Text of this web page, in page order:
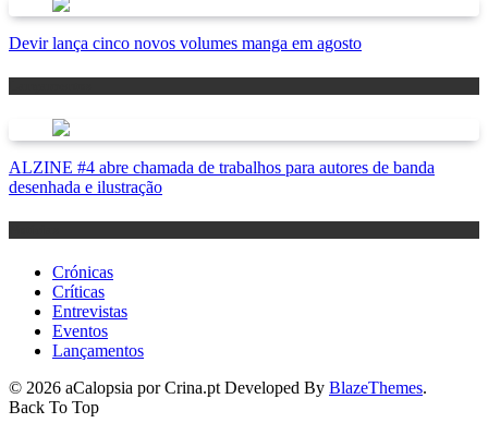
Devir lança cinco novos volumes manga em agosto
ALZINE #4 abre chamada de trabalhos para autores de banda
desenhada e ilustração
Crónicas
Críticas
Entrevistas
Eventos
Lançamentos
© 2026 aCalopsia por Crina.pt Developed By BlazeThemes.
Back To Top